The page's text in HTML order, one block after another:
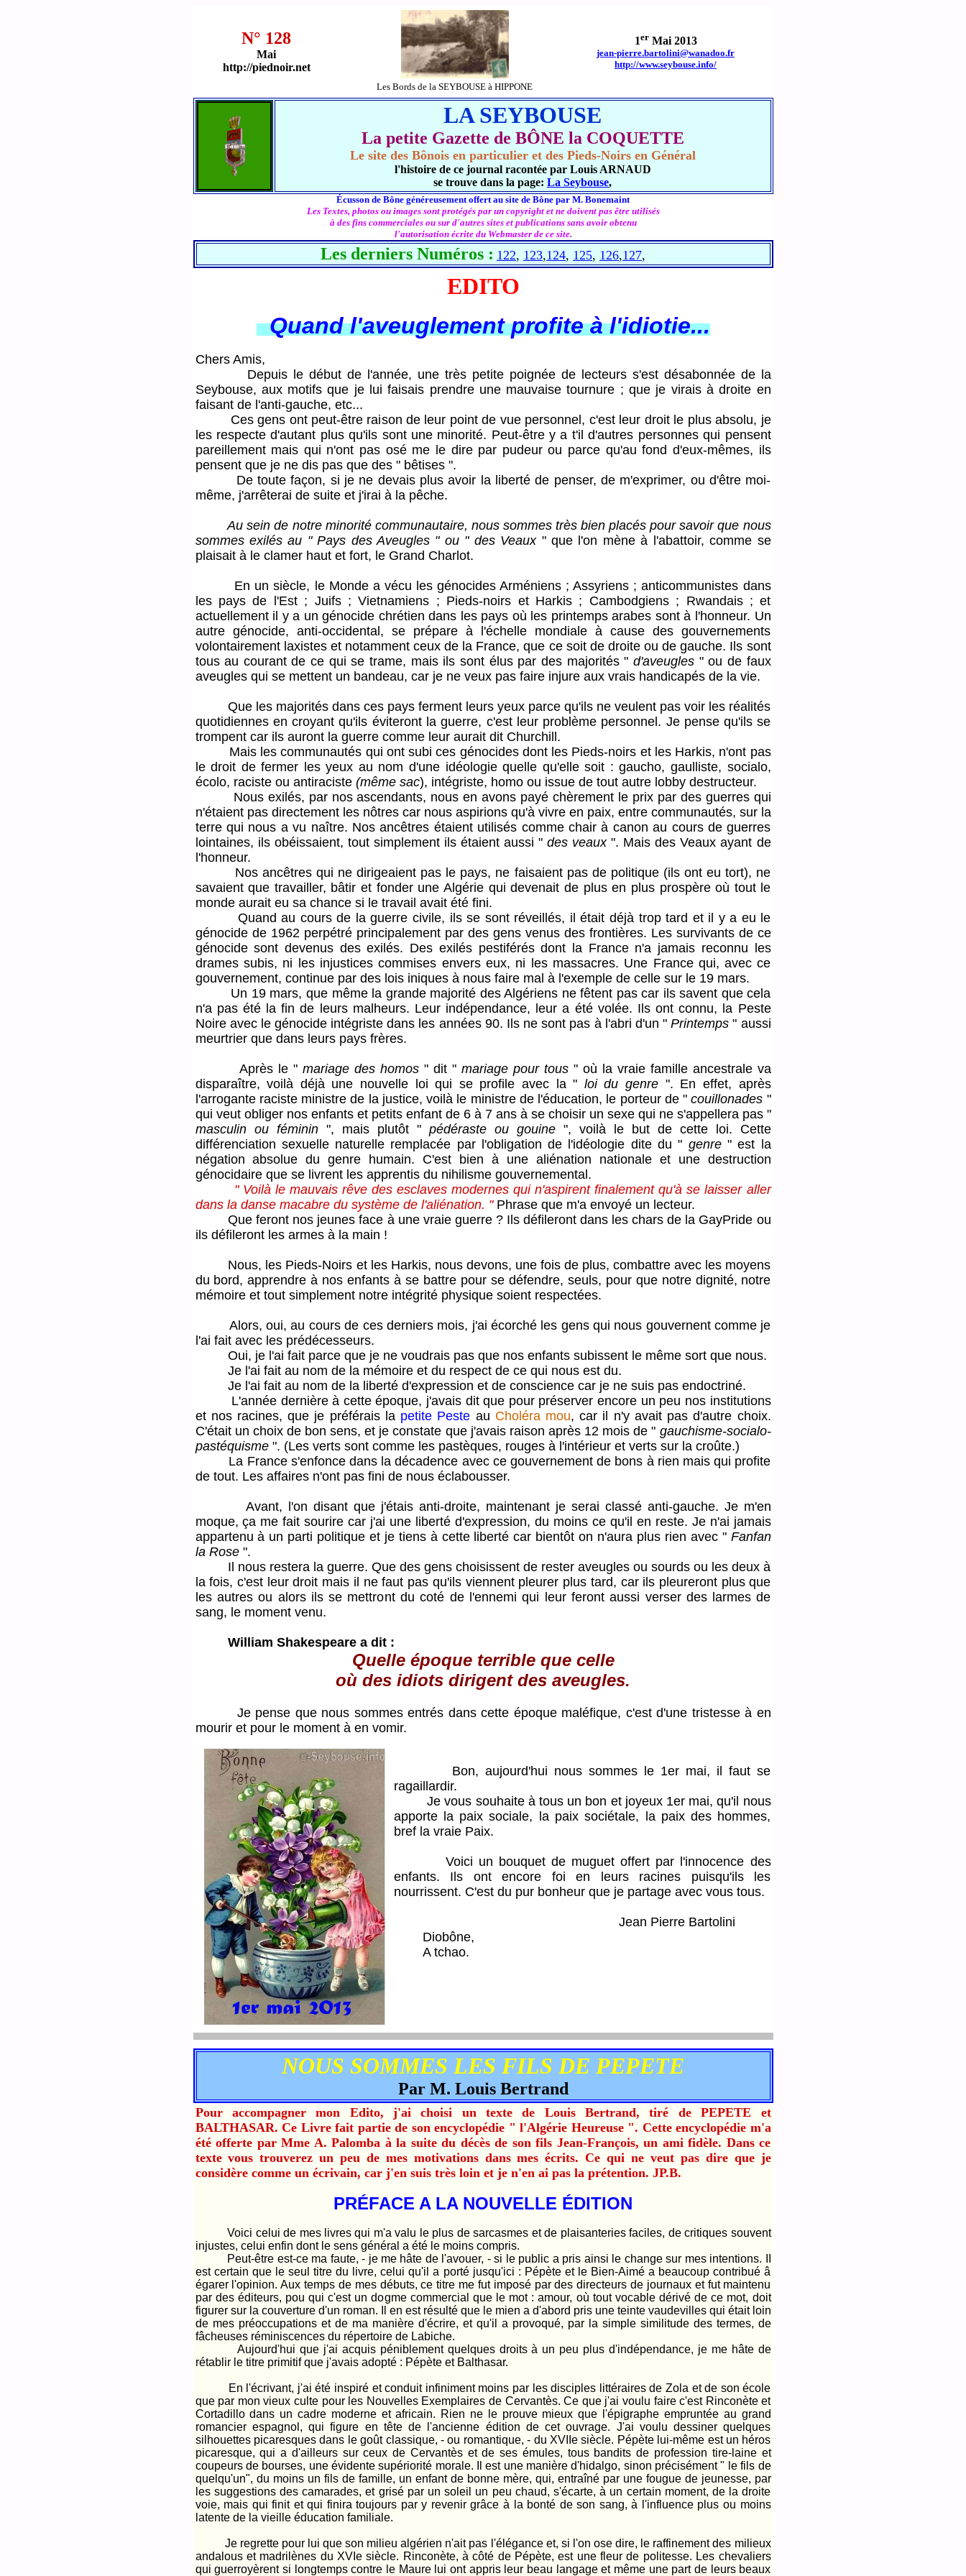
N° 128
Mai
http://piednoir.net
Les Bords de la SEYBOUSE à HIPPONE
1erMai 2013
jean-pierre.bartolini@wanadoo.fr
http://www.seybouse.info/
LA SEYBOUSE
La petite Gazette de BÔNE la COQUETTE
Le site des Bônois en particulier et des Pieds-Noirs en Général
l'histoire de ce journal racontée par Louis ARNAUD
se trouve dans la page: La Seybouse,
Écusson de Bône généreusement offert au site de Bône par M. Bonemaint
Les Textes, photos ou images sont protégés par un copyright et ne doivent pas être utilisés
à des fins commerciales ou sur d'autres sites et publications sans avoir obtenu
l'autorisation écrite du Webmaster de ce site.
Les derniers Numéros : 122, 123,124, 125, 126,127,
EDITO
Quand l'aveuglement profite à l'idiotie...
Chers Amis,
Depuis le début de l'année, une très petite poignée de lecteurs s'est désabonnée de la
Seybouse, aux motifs que je lui faisais prendre une mauvaise tournure ; que je virais à droite en
faisant de l'anti-gauche, etc...
Ces gens ont peut-être raison de leur point de vue personnel, c'est leur droit le plus absolu, je
les respecte d'autant plus qu'ils sont une minorité. Peut-être y a t'il d'autres personnes qui pensent
pareillement mais qui n'ont pas osé me le dire par pudeur ou parce qu'au fond d'eux-mêmes, ils
pensent que je ne dis pas que des " bêtises ".
De toute façon, si je ne devais plus avoir la liberté de penser, de m'exprimer, ou d'être moi-
même, j'arrêterai de suite et j'irai à la pêche.
Au sein de notre minorité communautaire, nous sommes très bien placés pour savoir que nous
sommes exilés au "Pays des Aveugles " ou " des Veaux" que l'on mène à l'abattoir, comme se
plaisait à le clamer haut et fort, le Grand Charlot.
En un siècle, le Monde a vécu les génocides Arméniens ; Assyriens ; anticommunistes dans
les pays de l'Est ; Juifs ; Vietnamiens ; Pieds-noirs et Harkis ; Cambodgiens ; Rwandais ; et
actuellement il y a un génocide chrétien dans les pays où les printemps arabes sont à l'honneur. Un
autre génocide, anti-occidental, se prépare à l'échelle mondiale à cause des gouvernements
volontairement laxistes et notamment ceux de la France, que ce soit de droite ou de gauche. Ils sont
tous au courant de ce qui se trame, mais ils sont élus par des majorités " d'aveugles" ou de faux
aveugles qui se mettent un bandeau, car je ne veux pas faire injure aux vrais handicapés de la vie.
Que les majorités dans ces pays ferment leurs yeux parce qu'ils ne veulent pas voir les réalités
quotidiennes en croyant qu'ils éviteront la guerre, c'est leur problème personnel. Je pense qu'ils se
trompent car ils auront la guerre comme leur aurait dit Churchill.
Mais les communautés qui ont subi ces génocides dont les Pieds-noirs et les Harkis, n'ont pas
le droit de fermer les yeux au nom d'une idéologie quelle qu'elle soit : gaucho, gaulliste, socialo,
écolo, raciste ou antiraciste (même sac), intégriste, homo ou issue de tout autre lobby destructeur.
Nous exilés, par nos ascendants, nous en avons payé chèrement le prix par des guerres qui
n'étaient pas directement les nôtres car nous aspirions qu'à vivre en paix, entre communautés, sur la
terre qui nous a vu naître. Nos ancêtres étaient utilisés comme chair à canon au cours de guerres
lointaines, ils obéissaient, tout simplement ils étaient aussi "des veaux". Mais des Veaux ayant de
l'honneur.
Nos ancêtres qui ne dirigeaient pas le pays, ne faisaient pas de politique (ils ont eu tort), ne
savaient que travailler, bâtir et fonder une Algérie qui devenait de plus en plus prospère où tout le
monde aurait eu sa chance si le travail avait été fini.
Quand au cours de la guerre civile, ils se sont réveillés, il était déjà trop tard et il y a eu le
génocide de 1962 perpétré principalement par des gens venus des frontières. Les survivants de ce
génocide sont devenus des exilés. Des exilés pestiférés dont la France n'a jamais reconnu les
drames subis, ni les injustices commises envers eux, ni les massacres. Une France qui, avec ce
gouvernement, continue par des lois iniques à nous faire mal à l'exemple de celle sur le 19 mars.
Un 19 mars, que même la grande majorité des Algériens ne fêtent pas car ils savent que cela
n'a pas été la fin de leurs malheurs. Leur indépendance, leur a été volée. Ils ont connu, la Peste
Noire avec le génocide intégriste dans les années 90. Ils ne sont pas à l'abri d'un " Printemps" aussi
meurtrier que dans leurs pays frères.
Après le "mariage des homos " dit " mariage pour tous " où la vraie famille ancestrale va
disparaître, voilà déjà une nouvelle loi qui se profile avec la " loi du genre ". En effet, après
l'arrogante raciste ministre de la justice, voilà le ministre de l'éducation, le porteur de " couillonades "
qui veut obliger nos enfants et petits enfant de 6 à 7 ans à se choisir un sexe qui ne s'appellera pas "
masculin ou féminin ", mais plutôt " pédéraste ou gouine", voilà le but de cette loi. Cette
différenciation sexuelle naturelle remplacée par l'obligation de l'idéologie dite du " genre " est la
négation absolue du genre humain. C'est bien à une aliénation nationale et une destruction
génocidaire que se livrent les apprentis du nihilisme gouvernemental.
" Voilà le mauvais rêve des esclaves modernes qui n'aspirent finalement qu'à se laisser aller
dans la danse macabre du système de l'aliénation. "Phrase que m'a envoyé un lecteur.
Que feront nos jeunes face à une vraie guerre ? Ils défileront dans les chars de la GayPride ou
ils défileront les armes à la main !
Nous, les Pieds-Noirs et les Harkis, nous devons, une fois de plus, combattre avec les moyens
du bord, apprendre à nos enfants à se battre pour se défendre, seuls, pour que notre dignité, notre
mémoire et tout simplement notre intégrité physique soient respectées.
Alors, oui, au cours de ces derniers mois, j'ai écorché les gens qui nous gouvernent comme je
l'ai fait avec les prédécesseurs.
Oui, je l'ai fait parce que je ne voudrais pas que nos enfants subissent le même sort que nous.
Je l'ai fait au nom de la mémoire et du respect de ce qui nous est du.
Je l'ai fait au nom de la liberté d'expression et de conscience car je ne suis pas endoctriné.
L'année dernière à cette époque, j'avais dit que pour préserver encore un peu nos institutions
et nos racines, que je préférais la petite Peste au Choléra mou, car il n'y avait pas d'autre choix.
C'était un choix de bon sens, et je constate que j'avais raison après 12 mois de " gauchisme-socialo-
pastéquisme". (Les verts sont comme les pastèques, rouges à l'intérieur et verts sur la croûte.)
La France s'enfonce dans la décadence avec ce gouvernement de bons à rien mais qui profite
de tout. Les affaires n'ont pas fini de nous éclabousser.
Avant, l'on disant que j'étais anti-droite, maintenant je serai classé anti-gauche. Je m'en
moque, ça me fait sourire car j'ai une liberté d'expression, du moins ce qu'il en reste. Je n'ai jamais
appartenu à un parti politique et je tiens à cette liberté car bientôt on n'aura plus rien avec "Fanfan
la Rose ".
Il nous restera la guerre. Que des gens choisissent de rester aveugles ou sourds ou les deux à
la fois, c'est leur droit mais il ne faut pas qu'ils viennent pleurer plus tard, car ils pleureront plus que
les autres ou alors ils se mettront du coté de l'ennemi qui leur feront aussi verser des larmes de
sang, le moment venu.
William Shakespeare a dit :
Quelle époque terrible que celle
où des idiots dirigent des aveugles.
Je pense que nous sommes entrés dans cette époque maléfique, c'est d'une tristesse à en
mourir et pour le moment à en vomir.
Bon, aujourd'hui nous sommes le 1er mai, il faut se
ragaillardir.
Je vous souhaite à tous un bon et joyeux 1er mai, qu'il nous
apporte la paix sociale, la paix sociétale, la paix des hommes,
bref la vraie Paix.
Voici un bouquet de muguet offert par l'innocence des
enfants. Ils ont encore foi en leurs racines puisqu'ils les
nourrissent. C'est du pur bonheur que je partage avec vous tous.
Jean Pierre Bartolini
Diobône,
A tchao.
NOUS SOMMES LES FILS DE PEPETE
Par M. Louis Bertrand
Pour accompagner mon Edito, j'ai choisi un texte de Louis Bertrand, tiré de PEPETE et
BALTHASAR. Ce Livre fait partie de son encyclopédie " l'Algérie Heureuse ". Cette encyclopédie m'a
été offerte par Mme A. Palomba à la suite du décès de son fils Jean-François, un ami fidèle. Dans ce
texte vous trouverez un peu de mes motivations dans mes écrits. Ce qui ne veut pas dire que je
considère comme un écrivain, car j'en suis très loin et je n'en ai pas la prétention. JP.B.
PRÉFACE A LA NOUVELLE ÉDITION
Voici celui de mes livres qui m'a valu le plus de sarcasmes et de plaisanteries faciles, de critiques souvent
injustes, celui enfin dont le sens général a été le moins compris.
Peut-être est-ce ma faute, - je me hâte de l'avouer, - si le public a pris ainsi le change sur mes intentions. II
est certain que le seul titre du livre, celui qu'il a porté jusqu'ici : Pépète et le Bien-Aimé a beaucoup contribué â
égarer l'opinion. Aux temps de mes débuts, ce titre me fut imposé par des directeurs de journaux et fut maintenu
par des éditeurs, pou qui c'est un dogme commercial que le mot : amour, où tout vocable dérivé de ce mot, doit
figurer sur la couverture d'un roman. Il en est résulté que le mien a d'abord pris une teinte vaudevilles qui était loin
de mes préoccupations et de ma manière d'écrire, et qu'il a provoqué, par la simple similitude des termes, de
fâcheuses réminiscences du répertoire de Labiche.
Aujourd'hui que j'ai acquis péniblement quelques droits à un peu plus d'indépendance, je me hâte de
rétablir le titre primitif que j'avais adopté : Pépète et Balthasar.
En l'écrivant, j'ai été inspiré et conduit infiniment moins par les disciples littéraires de Zola et de son école
que par mon vieux culte pour les Nouvelles Exemplaires de Cervantès. Ce que j'ai voulu faire c'est Rinconète et
Cortadillo dans un cadre moderne et africain. Rien ne le prouve mieux que l'épigraphe empruntée au grand
romancier espagnol, qui figure en tête de l'ancienne édition de cet ouvrage. J'ai voulu dessiner quelques
silhouettes picaresques dans le goût classique, - ou romantique, - du XVIIe siècle. Pépète lui-même est un héros
picaresque, qui a d'ailleurs sur ceux de Cervantès et de ses émules, tous bandits de profession tire-laine et
coupeurs de bourses, une évidente supériorité morale. Il est une manière d'hidalgo, sinon précisément " le fils de
quelqu'un", du moins un fils de famille, un enfant de bonne mère, qui, entraîné par une fougue de jeunesse, par
les suggestions des camarades, et grisé par un soleil un peu chaud, s'écarte, à un certain moment, de la droite
voie, mais qui finit et qui finira toujours par y revenir grâce à la bonté de son sang, à l'influence plus ou moins
latente de la vieille éducation familiale.
Je regrette pour lui que son milieu algérien n'ait pas l'élégance et, si l'on ose dire, le raffinement des milieux
andalous et madrilènes du XVIe siècle. Rinconète, à côté de Pépète, est une fleur de politesse. Les chevaliers
qui guerroyèrent si longtemps contre le Maure lui ont appris leur beau langage et même une part de leurs beaux